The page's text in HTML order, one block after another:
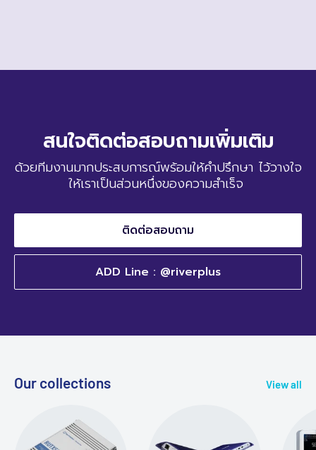
สนใจติดต่อสอบถามเพิ่มเติม
ด้วยทีมงานมากประสบการณ์พร้อมให้คำปรึกษา ไว้วางใจ
ให้เราเป็นส่วนหนึ่งของความสำเร็จ
ติดต่อสอบถาม
ADD Line : @riverplus
Our collections View all